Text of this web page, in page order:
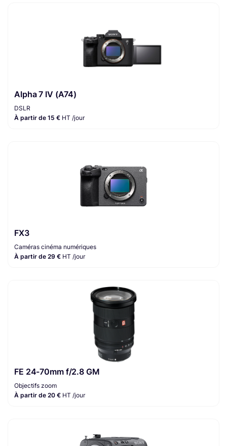
Alpha 7 IV (A74)
DSLR
À partir de 15 € HT /jour
FX3
Caméras cinéma numériques
À partir de 29 € HT /jour
FE 24-70mm f/2.8 GM
Objectifs zoom
À partir de 20 € HT /jour